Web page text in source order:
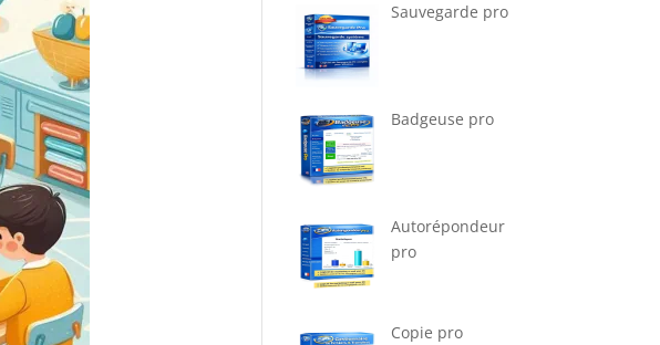
Sauvegarde pro
Badgeuse pro
Autorépondeur
pro
Copie pro